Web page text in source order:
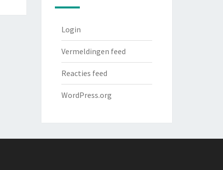
Login
Vermeldingen feed
Reacties feed
WordPress.org